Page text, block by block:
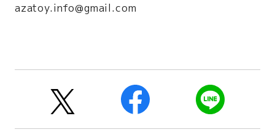
azatoy.info@gmail.com